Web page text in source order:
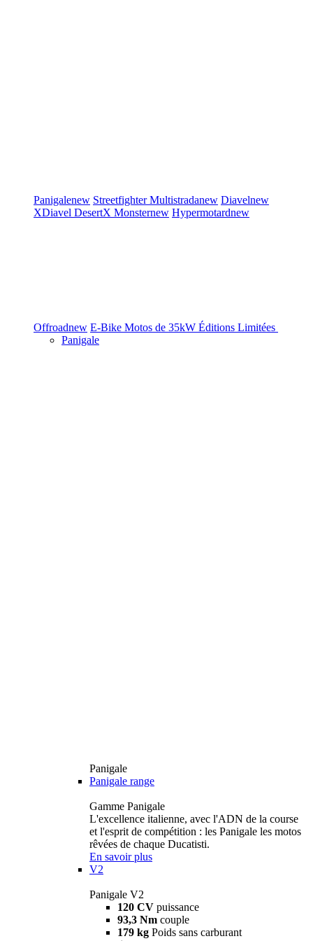
Panigalenew StreetfighterMultistradanew Diavelnew
XDiavel DesertX Monsternew Hypermotardnew
Offroadnew E-Bike Motos de 35kW Éditions Limitées
Panigale
Panigale
Panigale range
Gamme Panigale
L'excellence italienne, avec l'ADN de la course
et l'esprit de compétition : les Panigale les motos
rêvées de chaque Ducatisti.
En savoir plus
V2
Panigale V2
120 CV puissance
93,3 Nm couple
179 kg Poids sans carburant